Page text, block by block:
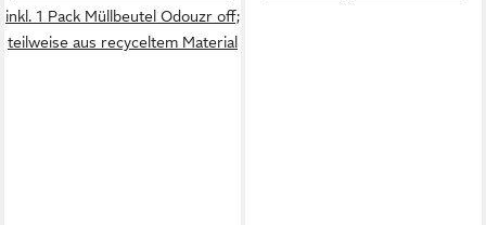
inkl. 1 Pack Müllbeutel Odouzr off;
teilweise aus recyceltem Material